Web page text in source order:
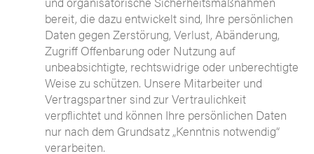
bereit, die dazu entwickelt sind, Ihre persönlichen
Daten gegen Zerstörung, Verlust, Abänderung,
Zugriff Offenbarung oder Nutzung auf
unbeabsichtigte, rechtswidrige oder unberechtigte
Weise zu schützen. Unsere Mitarbeiter und
Vertragspartner sind zur Vertraulichkeit
verpflichtet und können Ihre persönlichen Daten
nur nach dem Grundsatz „Kenntnis notwendig“
verarbeiten.